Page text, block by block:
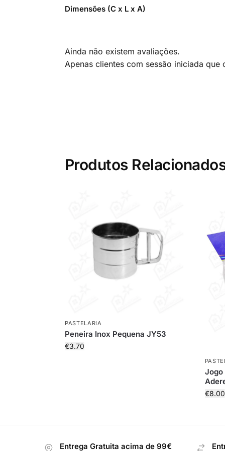
Dimensões (C x L x A)
Ainda não existem avaliações.
Apenas clientes com sessão iniciada
Produtos
PASTELARIA
Peneira Inox Pequena JY53
€3.70
Jogo
€8.00
Entrega Gratuita acima de 99€